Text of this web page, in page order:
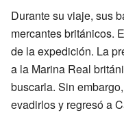
Durante su viaje, sus
mercantes británicos.
de la expedición. La
a la Marina Real
buscarla. Sin
evadirlos y regresó a